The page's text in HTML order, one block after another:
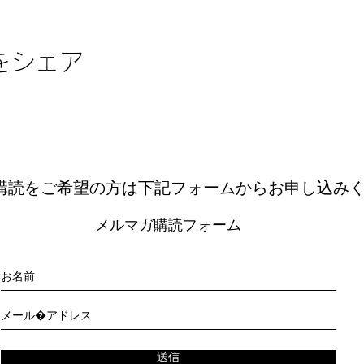
シェア
読をご希望の方は下記フォームからお申し込み
メルマガ購読フォーム
送信